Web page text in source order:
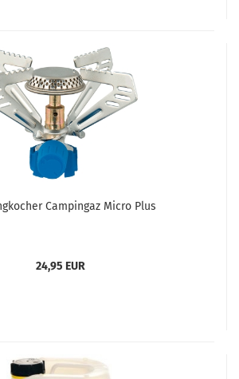
Campingaz Micro Plus
24,95 EUR